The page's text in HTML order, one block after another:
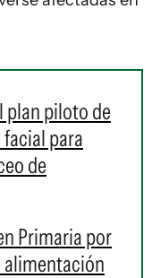
plan piloto de
para
de
Primaria por
alimentación